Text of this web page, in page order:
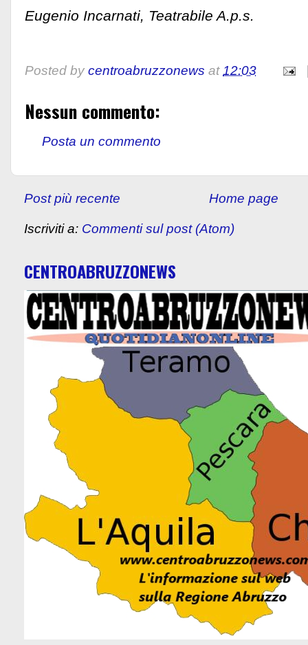
Eugenio Incarnati, Teatrabile A.p.s.
Posted by centroabruzzonews at12:03
Nessun commento:
Posta un commento
Post più recente Home page
Iscriviti a: Commenti sul post (Atom)
CENTROABRUZZONEWS